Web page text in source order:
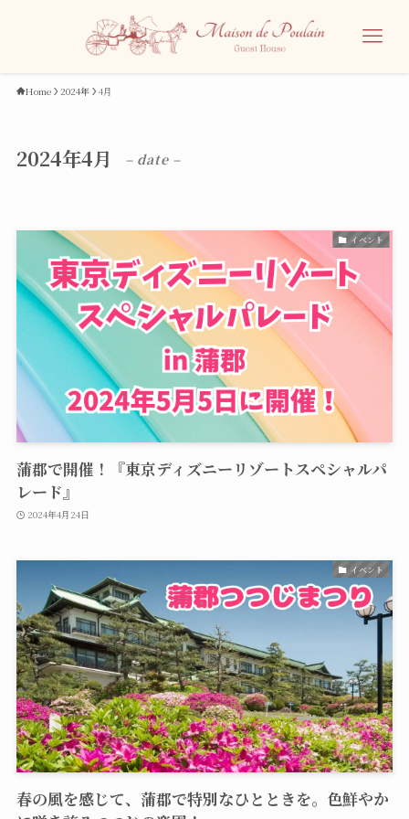
Home 2024年 4月
2024年4月 – date –
イベント
蒲郡で開催！『東京ディズニーリゾートスペシャルパ
レード』
2024年4月24日
イベント
春の風を感じて、蒲郡で特別なひとときを。色鮮やか